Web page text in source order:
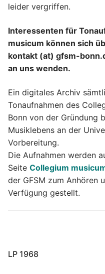
leider vergriffen.
Interessenten für
musicum können sich
kontakt (at) gfsm-
an uns wenden.
Ein digitales Archiv
Tonaufnahmen des
Bonn von der Gründung
Musiklebens an der
Vorbereitung.
Die Aufnahmen werden
Seite Collegium
der GFSM zum Anhören
Verfügung gestellt.
LP 1968